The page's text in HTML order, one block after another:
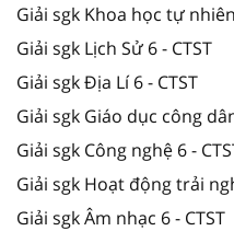
Giải sgk Khoa học tự
Giải sgk Lịch Sử 6 - CTST
Giải sgk Địa Lí 6 - CTST
Giải sgk Giáo dục công
Giải sgk Công nghệ 6 -
Giải sgk Hoạt động trải
Giải sgk Âm nhạc 6 - CTST